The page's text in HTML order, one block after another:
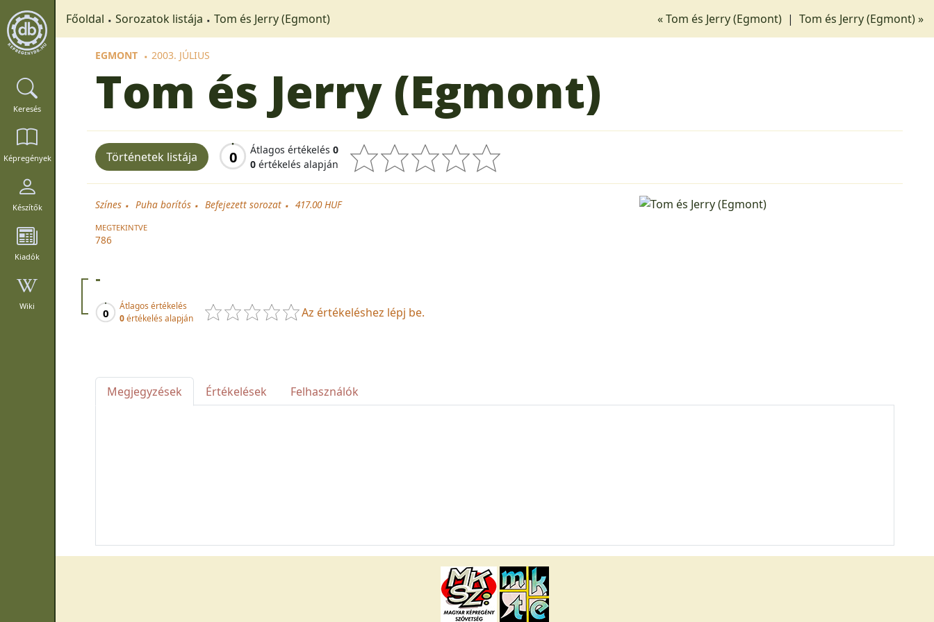
Keresés
Képregények
Készítők
Kiadók
Wiki
Főoldal Sorozatok listája Tom és Jerry (Egmont) « Tom és Jerry (Egmont) | Tom és Jerry (Egmont) »
EGMONT 2003. JÚLIUS
Tom és Jerry (Egmont)
Történetek listája 0 Átlagos értékelés 0
0 értékelés alapján
Színes Puha borítós Befejezett sorozat 417.00 HUF
MEGTEKINTVE
786
-
0
Átlagos értékelés
0értékelés alapján Az értékeléshez lépj be.
Megjegyzések Értékelések Felhasználók